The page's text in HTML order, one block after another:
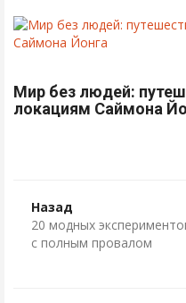
Мир без людей:
локациям Саймона
Назад
20 модных
с полным провалом